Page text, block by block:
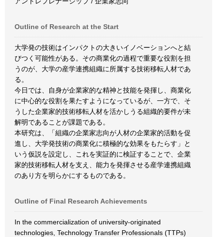
Outline of Research at the Start
大学発の技術はインパクトの大きいイノベーションへと結
びつく可能性がある。その商業化の過程で重要な役割を担
うのが、大学の産学連携組織に所属する技術移転人材であ
る。
今日では、自身が企業家的な精神と技能を発揮し、商業化
に中心的な役割を果たすようになっているが、一方で、そ
うした企業家的技術移転人材を活かしうる組織的要件が未
解明であることが課題である。
本研究は、「組織の企業家志向が人材の企業家的活動を促
進し、大学発技術の商業化に積極的な効果をもたらす」と
いう仮説を設定し、これを実証的に検証することで、企業
家的技術移転人材を支え、能力を発揮させる産学連携組織
のあり方を明らかにするものである。
Outline of Final Research Achievements
In the commercialization of university-originated
technologies, Technology Transfer Professionals (TTPs)